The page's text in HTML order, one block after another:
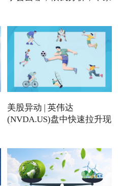
美股异动 | 英伟达
(NVDA.US)盘中快速拉升现